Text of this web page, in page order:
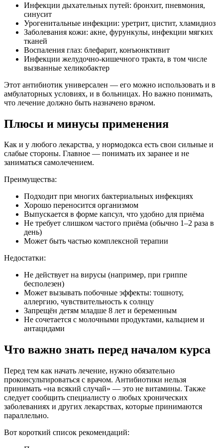
Инфекции дыхательных путей: бронхит, пневмония,
синусит
Урогенитальные инфекции: уретрит, цистит, хламидиоз
Заболевания кожи: акне, фурункулы, инфекции мягких
тканей
Воспаления глаз: блефарит, конъюнктивит
Инфекции желудочно-кишечного тракта, в том числе
вызванные хеликобактер
Этот антибиотик универсален — его можно использовать и в
амбулаторных условиях, и в больницах. Но важно понимать,
что лечение должно быть назначено врачом.
Плюсы и минусы применения
Как и у любого лекарства, у нормодокса есть свои сильные и
слабые стороны. Главное — понимать их заранее и не
заниматься самолечением.
Преимущества:
Подходит при многих бактериальных инфекциях
Хорошо переносится организмом
Выпускается в форме капсул, что удобно для приёма
Не требует слишком частого приёма (обычно 1–2 раза в
день)
Может быть частью комплексной терапии
Недостатки:
Не действует на вирусы (например, при гриппе
бесполезен)
Может вызывать побочные эффекты: тошноту,
аллергию, чувствительность к солнцу
Запрещён детям младше 8 лет и беременным
Не сочетается с молочными продуктами, кальцием и
антацидами
Что важно знать перед началом курса
Перед тем как начать лечение, нужно обязательно
проконсультироваться с врачом. Антибиотики нельзя
принимать «на всякий случай» — это не витамины. Также
следует сообщить специалисту о любых хронических
заболеваниях и других лекарствах, которые принимаются
параллельно.
Вот короткий список рекомендаций: